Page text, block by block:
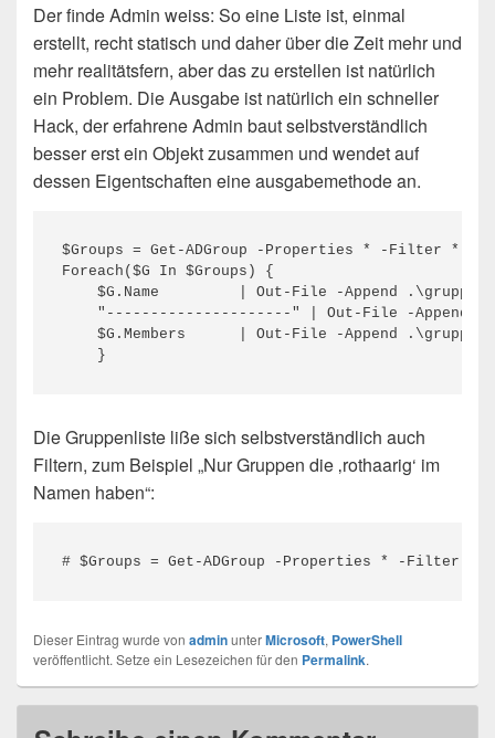
Der finde Admin weiss: So eine Liste ist, einmal
erstellt, recht statisch und daher über die Zeit mehr und
mehr realitätsfern, aber das zu erstellen ist natürlich
ein Problem. Die Ausgabe ist natürlich ein schneller
Hack, der erfahrene Admin baut selbstverständlich
besser erst ein Objekt zusammen und wendet auf
dessen Eigentschaften eine ausgabemethode an.
$Groups = Get-ADGroup -Properties * -Filter *
Foreach($G In $Groups) {
$G.Name         | Out-File -Append
"---------------------" | Out-File -Append
$G.Members      | Out-File -Append
}
Die Gruppenliste liße sich selbstverständlich auch
Filtern, zum Beispiel „Nur Gruppen die ‚rothaarig‘ im
Namen haben“:
# $Groups = Get-ADGroup -Properties * -Filter
Dieser Eintrag wurde von adminunterMicrosoft, PowerShell
veröffentlicht. Setze ein Lesezeichen für den Permalink.